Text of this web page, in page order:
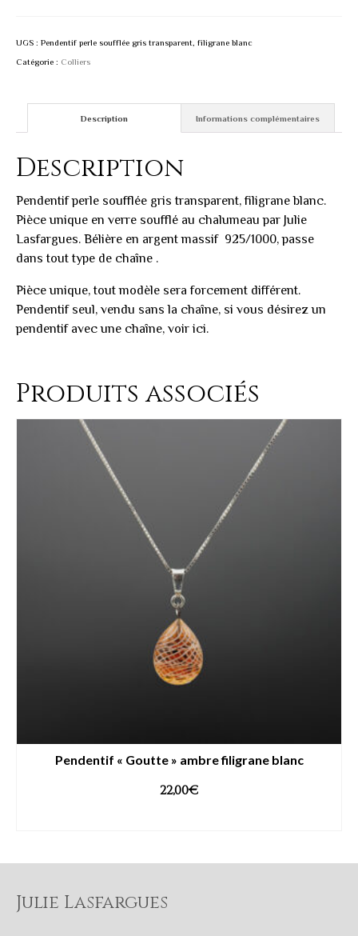
gris
UGS : Pendentif perle soufflée gris transparent, filigrane blanc
Catégorie : Colliers
Description Informations complémentaires
Description
Pendentif perle soufflée gris transparent, filigrane blanc.
Pièce unique en verre soufflé au chalumeau par Julie
Lasfargues. Bélière en argent massif 925/1000, passe
dans tout type de chaîne .
Pièce unique, tout modèle sera forcement différent.
Pendentif seul, vendu sans la chaîne, si vous désirez un
pendentif avec une chaîne, voir ici.
Produits associés
Pendentif « Goutte » ambre filigrane blanc
22,00€
Julie Lasfargues